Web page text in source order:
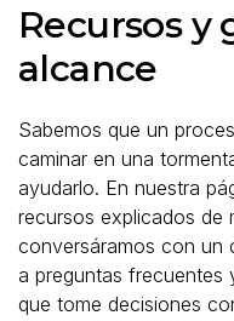
Recursos y
alcance
Sabemos que un
caminar en una
ayudarlo. En nuestra
recursos explicados de
conversáramos con un
a preguntas frecuentes
que tome decisiones